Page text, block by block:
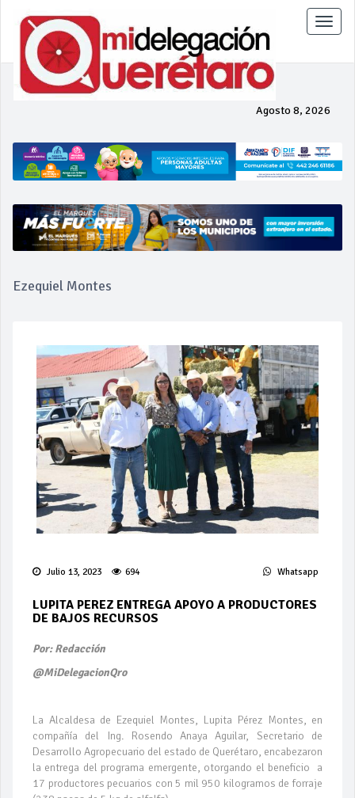
Toggle
Agosto 8, 2026
Ezequiel Montes
Julio 13, 2023 694 Whatsapp
LUPITA PEREZ ENTREGA APOYO A PRODUCTORES
DE BAJOS RECURSOS
Por: Redacción
@MiDelegacionQro
La Alcaldesa de Ezequiel Montes, Lupita Pérez Montes, en
compañía del Ing. Rosendo Anaya Aguilar, Secretario de
Desarrollo Agropecuario del estado de Querétaro, encabezaron
la entrega del programa emergente, otorgando el beneficio a
17 productores pecuarios con 5 mil 950 kilogramos de forraje